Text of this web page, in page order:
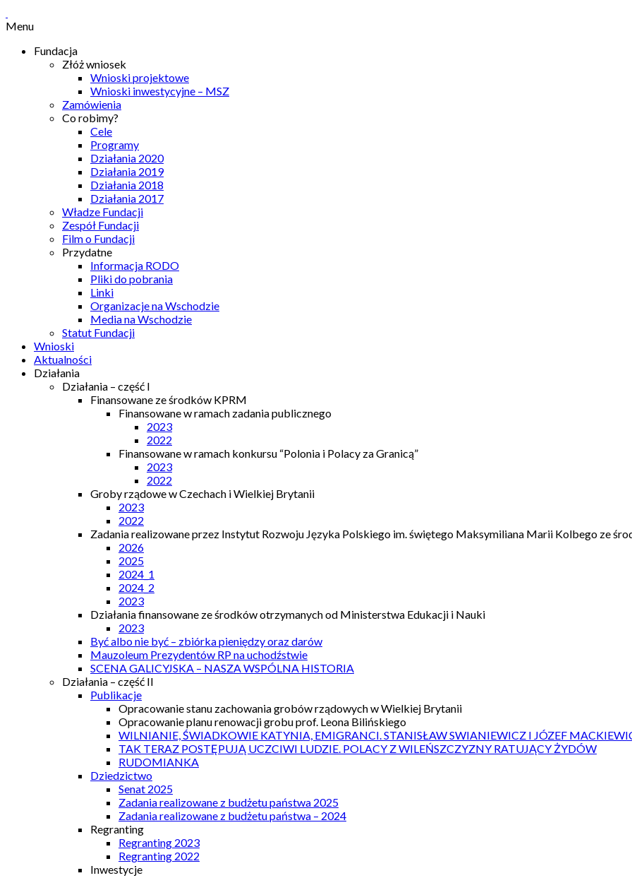
Menu
Fundacja
Złóż wniosek
Wnioski projektowe
Wnioski inwestycyjne – MSZ
Zamówienia
Co robimy?
Cele
Programy
Działania 2020
Działania 2019
Działania 2018
Działania 2017
Władze Fundacji
Zespół Fundacji
Film o Fundacji
Przydatne
Informacja RODO
Pliki do pobrania
Linki
Organizacje na Wschodzie
Media na Wschodzie
Statut Fundacji
Wnioski
Aktualności
Działania
Działania – część I
Finansowane ze środków KPRM
Finansowane w ramach zadania publicznego
2023
2022
Finansowane w ramach konkursu “Polonia i Polacy za Granicą”
2023
2022
Groby rządowe w Czechach i Wielkiej Brytanii
2023
2022
Zadania realizowane przez Instytut Rozwoju Języka Polskiego im. świętego Maksymiliana Marii Kolbego ze
2026
2025
2024_1
2024_2
2023
Działania finansowane ze środków otrzymanych od Ministerstwa Edukacji i Nauki
2023
Być albo nie być – zbiórka pieniędzy oraz darów
Mauzoleum Prezydentów RP na uchodźstwie
SCENA GALICYJSKA – NASZA WSPÓLNA HISTORIA
Działania – część II
Publikacje
Opracowanie stanu zachowania grobów rządowych w Wielkiej Brytanii
Opracowanie planu renowacji grobu prof. Leona Bilińskiego
WILNIANIE, ŚWIADKOWIE KATYNIA, EMIGRANCI. STANISŁAW SWIANIEWICZ I JÓZEF
TAK TERAZ POSTĘPUJĄ UCZCIWI LUDZIE. POLACY Z WILEŃSZCZYZNY RATUJĄCY ŻYDÓW
RUDOMIANKA
Dziedzictwo
Senat 2025
Zadania realizowane z budżetu państwa 2025
Zadania realizowane z budżetu państwa – 2024
Regranting
Regranting 2023
Regranting 2022
Inwestycje